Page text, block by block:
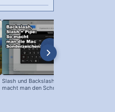
Slash und Backslash am Mac: So
macht man den Schrägstrich +